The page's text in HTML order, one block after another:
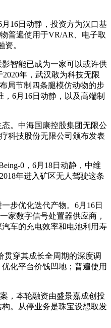
16日动静，投资方为汉口基
普遍使用于VR/AR、电子取
。
智能已成为一家可以或许供
年，武汉敢为科技无限
局节制四条腿模仿动物的步
6月16日动静，以及高端制
。中海国康控股集团无限公
科技股份无限公司颁布发表
0，6月18日动静，中维
年进入矿区无人驾驶这条
步优化迭代产物。6月16日
家数字信号处置器供应商，
车的充电效率和电池利用寿
穿其成长全周期的深度调
化平台价钱凹地；普遍使用
，本轮融资由盛景嘉成创投
。从停业务是珠宝设想取发